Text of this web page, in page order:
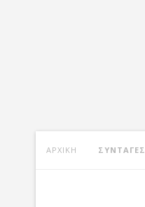
ΑΡΧΙΚΗ ΣΥΝΤΑΓΕΣ